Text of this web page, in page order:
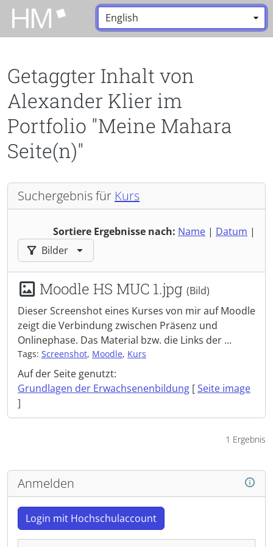
Zum Hauptinhalt zurückspringen
Sprache:
Getaggter Inhalt von
Alexander Klier im
Portfolio "Meine Mahara
Seite(n)"
Suchergebnis für Kurs
Sortiere Ergebnisse nach: Name | Datum |
Ergebnisse filtern nach:
Bilder
Moodle HS MUC 1.jpg (Bild)
Dieser Screenshot eines Kurses von mir auf Moodle
zeigt die Verbindung zwischen Präsenz und
Onlinephase. Das Material bzw. die Links der ...
Tags: Screenshot, Moodle, Kurs
Auf der Seite genutzt:
Grundlagen der Erwachsenenbildung [Seite image
]
1 Ergebnis
Anmelden
Login mit Hochschulaccount